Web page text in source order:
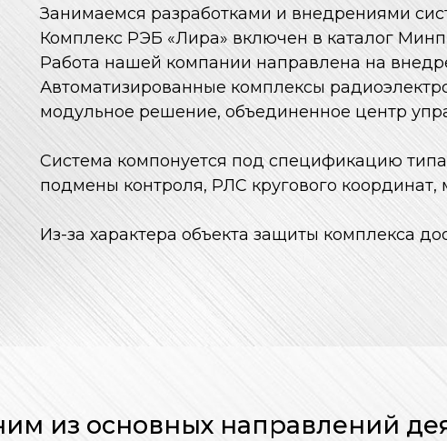
Занимаемся разработками и внедрениями
Комплекс РЭБ «Лира» включен в каталог
Работа нашей компании направлена ​​на
Автоматизированные комплексы
модульное решение, объединенное центр
Система компонуется под спецификацию
подмены контроля, РЛС кругового
Из-за характера объекта защиты комплекса
из основных направлений